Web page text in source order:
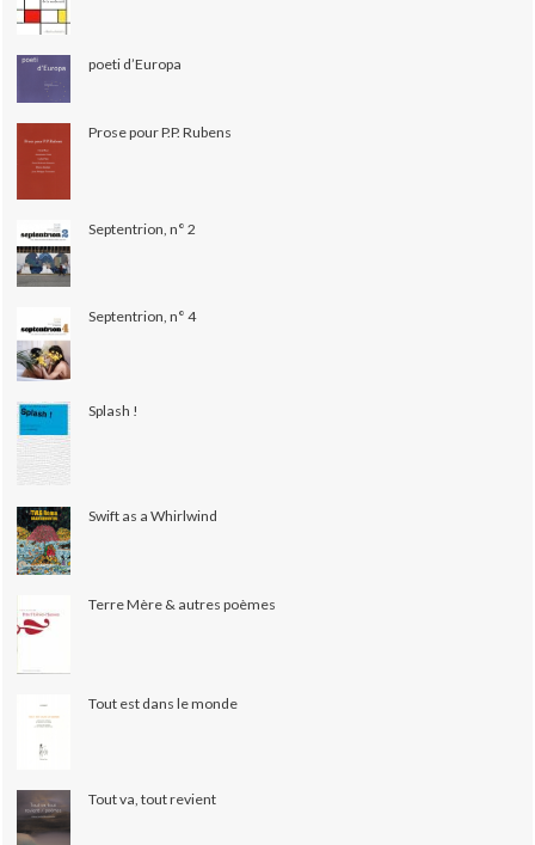
poeti d’Europa
Prose pour P.P. Rubens
Septentrion, n° 2
Septentrion, n° 4
Splash !
Swift as a Whirlwind
Terre Mère & autres poèmes
Tout est dans le monde
Tout va, tout revient